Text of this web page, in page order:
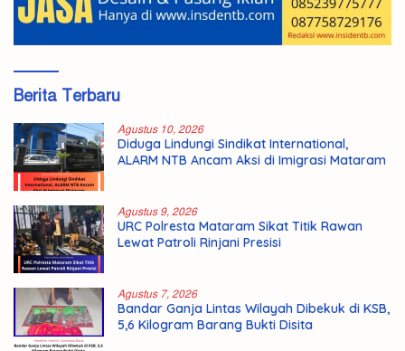
Berita Terbaru
Agustus 10, 2026
Diduga Lindungi Sindikat International,
ALARM NTB Ancam Aksi di Imigrasi Mataram
Agustus 9, 2026
URC Polresta Mataram Sikat Titik Rawan
Lewat Patroli Rinjani Presisi
Agustus 7, 2026
Bandar Ganja Lintas Wilayah Dibekuk di KSB,
5,6 Kilogram Barang Bukti Disita